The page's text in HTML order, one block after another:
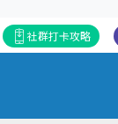
社群打卡攻略